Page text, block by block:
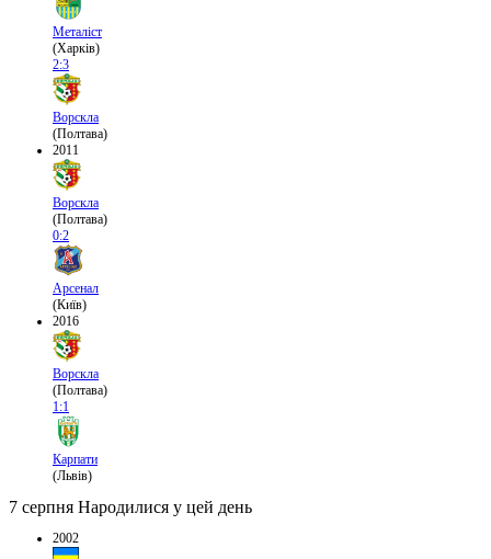
Металіст
(Харків)
2:3
Ворскла
(Полтава)
2011
Ворскла
(Полтава)
0:2
Арсенал
(Київ)
2016
Ворскла
(Полтава)
1:1
Карпати
(Львів)
7 серпня Народилися у цей день
2002